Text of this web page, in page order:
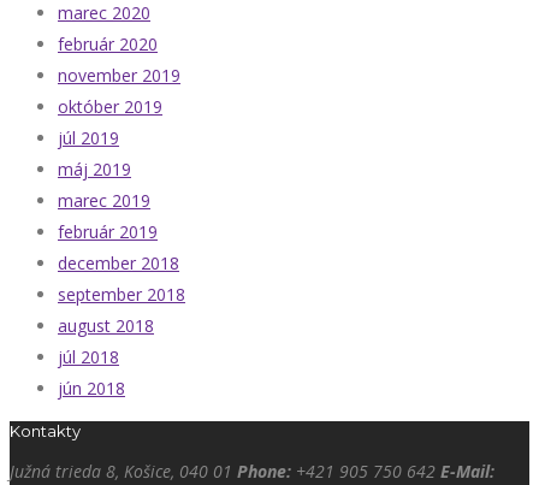
marec 2020
február 2020
november 2019
október 2019
júl 2019
máj 2019
marec 2019
február 2019
december 2018
september 2018
august 2018
júl 2018
jún 2018
Kontakty
Južná trieda 8, Košice, 040 01 Phone: +421 905 750 642 E-Mail: